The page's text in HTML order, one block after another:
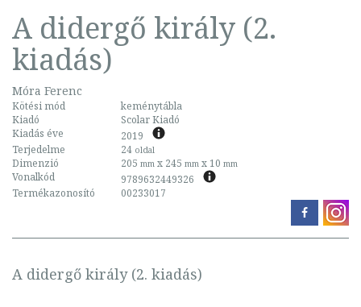
A didergő király (2.
kiadás)
Móra Ferenc
Kötési mód
keménytábla
Kiadó
Scolar Kiadó
Kiadás éve
2019
Terjedelme
24 oldal
Dimenzió 205 mm x 245 mm x 10 mm
Vonalkód
9789632449326
Termékazonosító
00233017
A didergő király (2. kiadás)